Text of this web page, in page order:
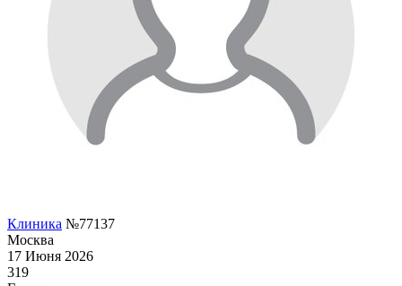
Клиника №77137
Москва
17 Июня 2026
319